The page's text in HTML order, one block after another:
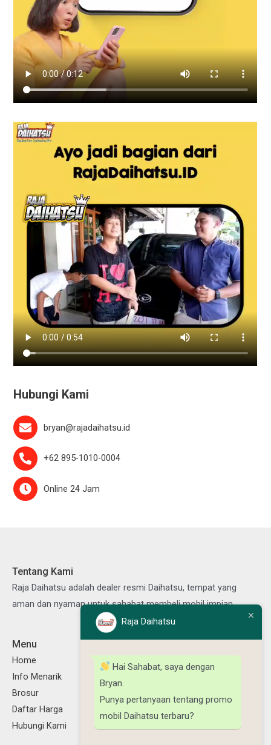
Hubungi Kami
bryan@rajadaihatsu.id
+62 895-1010-0004
Online 24 Jam
Tentang Kami
Raja Daihatsu adalah dealer resmi Daihatsu, tempat yang
aman dan nyaman untuk sahabat membeli mobil impian.
Menu
Home
Info Menarik
Brosur
Daftar Harga
Hubungi Kami
Facebook
Instagram
TikTokYouTube
Raja Daihatsu
Hai Sahabat, saya dengan
Bryan.
Punya pertanyaan tentang promo
mobil Daihatsu terbaru?